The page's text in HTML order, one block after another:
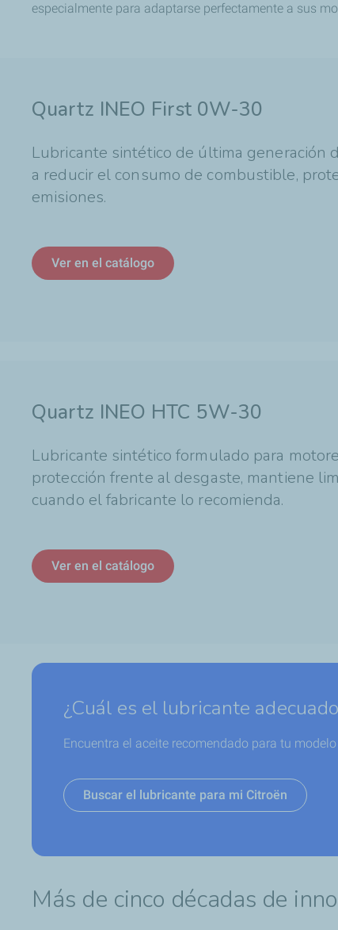
especialmente para adaptarse perfectamente a sus
Quartz INEO First 0W-30
Lubricante sintético de última generación
a reducir el consumo de combustible,
emisiones.
Ver en el catálogo
Quartz INEO HTC 5W-30
Lubricante sintético formulado para
protección frente al desgaste, mantiene
cuando el fabricante lo recomienda.
Ver en el catálogo
¿Cuál es el lubricante
Encuentra el aceite recomendado para tu
Buscar el lubricante para mi Citroën
Más de cinco décadas de